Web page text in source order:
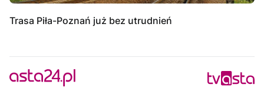
Trasa Piła-Poznań już bez utrudnień